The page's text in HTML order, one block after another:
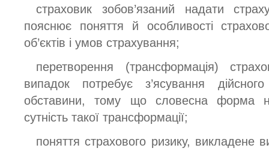
страховик зобов’язаний надати
пояснює поняття й особливості
об’єктів і умов страхування;
перетворення (трансформація)
випадок потребує з’ясування
обставини, тому що словесна форма
сутність такої трансформації;
поняття страхового ризику,